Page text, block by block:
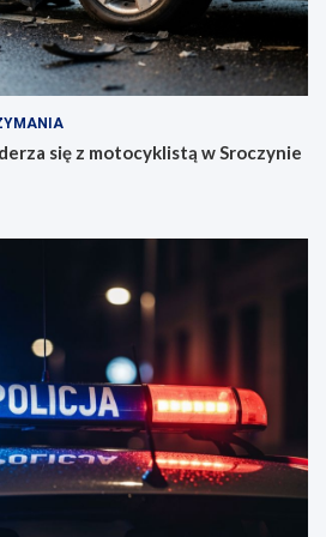
się z motocyklistą w Sroczynie